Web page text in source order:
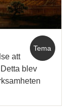
Tema
att
blev